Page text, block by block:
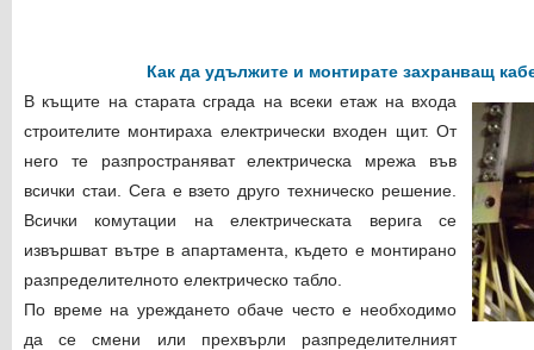
Как да удължите и монтирате захранващ
В къщите на старата сграда на всеки етаж на входа
строителите монтираха електрически входен щит. От
него те разпространяват електрическа мрежа във
всички стаи. Сега е взето друго техническо решение.
Всички комутации на електрическата верига се
извършват вътре в апартамента, където е монтирано
разпределителното електрическо табло.
По време на уреждането обаче често е необходимо
да се смени или прехвърли разпределителният